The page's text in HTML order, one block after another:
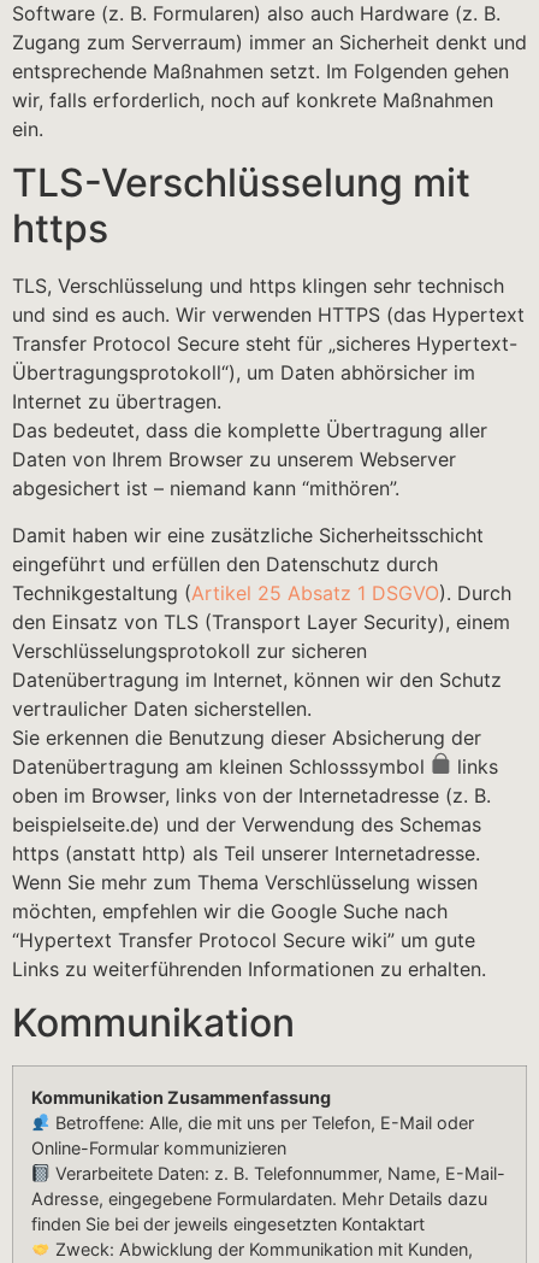
Software (z. B. Formularen) also auch Hardware (z. B.
Zugang zum Serverraum) immer an Sicherheit denkt und
entsprechende Maßnahmen setzt. Im Folgenden gehen
wir, falls erforderlich, noch auf konkrete Maßnahmen
ein.
TLS-Verschlüsselung mit
https
TLS, Verschlüsselung und https klingen sehr technisch
und sind es auch. Wir verwenden HTTPS (das Hypertext
Transfer Protocol Secure steht für „sicheres Hypertext-
Übertragungsprotokoll“), um Daten abhörsicher im
Internet zu übertragen.
Das bedeutet, dass die komplette Übertragung aller
Daten von Ihrem Browser zu unserem Webserver
abgesichert ist – niemand kann “mithören”.
Damit haben wir eine zusätzliche Sicherheitsschicht
eingeführt und erfüllen den Datenschutz durch
Technikgestaltung (Artikel 25 Absatz 1 DSGVO). Durch
den Einsatz von TLS (Transport Layer Security), einem
Verschlüsselungsprotokoll zur sicheren
Datenübertragung im Internet, können wir den Schutz
vertraulicher Daten sicherstellen.
Sie erkennen die Benutzung dieser Absicherung der
Datenübertragung am kleinen Schlosssymbol
links
oben im Browser, links von der Internetadresse (z. B.
beispielseite.de) und der Verwendung des Schemas
https (anstatt http) als Teil unserer Internetadresse.
Wenn Sie mehr zum Thema Verschlüsselung wissen
möchten, empfehlen wir die Google Suche nach
“Hypertext Transfer Protocol Secure wiki” um gute
Links zu weiterführenden Informationen zu erhalten.
Kommunikation
Kommunikation Zusammenfassung
Betroffene: Alle, die mit uns per Telefon, E-Mail oder
Online-Formular kommunizieren
Verarbeitete Daten: z. B. Telefonnummer, Name, E-Mail-
Adresse, eingegebene Formulardaten. Mehr Details dazu
finden Sie bei der jeweils eingesetzten Kontaktart
Zweck: Abwicklung der Kommunikation mit Kunden,